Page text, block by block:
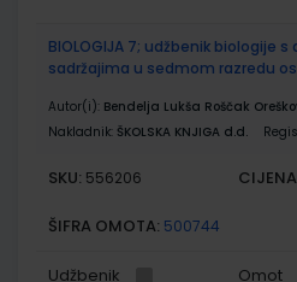
BIOLOGIJA 7; udžbenik biologije
sadržajima u sedmom razredu
Autor(i): Bendelja Lukša Roščak
Nakladnik: ŠKOLSKA KNJIGA d.d.
SKU: 556206
ŠIFRA OMOTA: 500744
Udžbenik Omot